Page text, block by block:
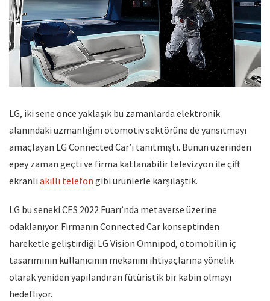
LG, iki sene önce yaklaşık bu zamanlarda elektronik
alanındaki uzmanlığını otomotiv sektörüne de yansıtmayı
amaçlayan LG Connected Car’ı tanıtmıştı. Bunun üzerinden
epey zaman geçti ve firma katlanabilir televizyon ile çift
ekranlı akıllı telefon gibi ürünlerle karşılaştık.
LG bu seneki CES 2022 Fuarı’nda metaverse üzerine
odaklanıyor. Firmanın Connected Car konseptinden
hareketle geliştirdiği LG Vision Omnipod, otomobilin iç
tasarımının kullanıcının mekanını ihtiyaçlarına yönelik
olarak yeniden yapılandıran fütüristik bir kabin olmayı
hedefliyor.